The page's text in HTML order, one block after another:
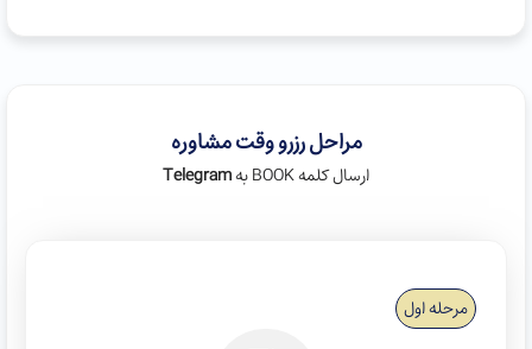
مراحل رزرو وقت مشاوره
ارسال کلمه BOOK به Telegram
مرحله اول